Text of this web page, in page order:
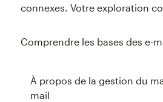
connexes. Votre exploration
Comprendre les bases des e-
À propos de la gestion du
mail